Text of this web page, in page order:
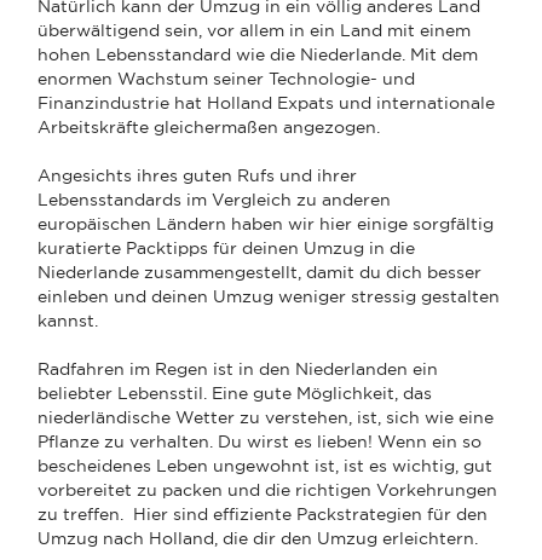
Natürlich kann der Umzug in ein völlig anderes Land
überwältigend sein, vor allem in ein Land mit einem
hohen Lebensstandard wie die Niederlande. Mit dem
enormen Wachstum seiner Technologie- und
Finanzindustrie hat Holland Expats und internationale
Arbeitskräfte gleichermaßen angezogen.
Angesichts ihres guten Rufs und ihrer
Lebensstandards im Vergleich zu anderen
europäischen Ländern haben wir hier einige sorgfältig
kuratierte Packtipps für deinen Umzug in die
Niederlande zusammengestellt, damit du dich besser
einleben und deinen Umzug weniger stressig gestalten
kannst.
Radfahren im Regen ist in den Niederlanden ein
beliebter Lebensstil. Eine gute Möglichkeit, das
niederländische Wetter zu verstehen, ist, sich wie eine
Pflanze zu verhalten. Du wirst es lieben! Wenn ein so
bescheidenes Leben ungewohnt ist, ist es wichtig, gut
vorbereitet zu packen und die richtigen Vorkehrungen
zu treffen. Hier sind effiziente Packstrategien für den
Umzug nach Holland, die dir den Umzug erleichtern.